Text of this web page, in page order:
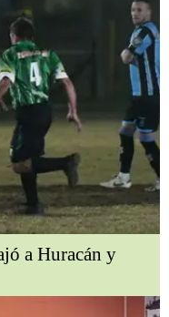
a Huracán y